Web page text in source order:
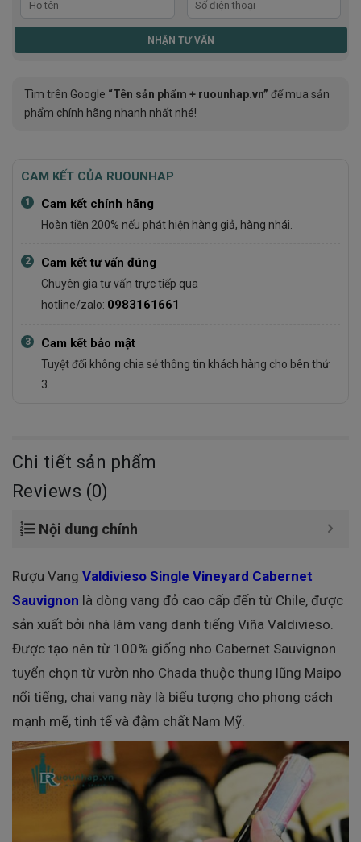
Tìm trên Google “Tên sản phẩm + ruounhap.vn” để mua sản
phẩm chính hãng nhanh nhất nhé!
CAM KẾT CỦA RUOUNHAP
1 Cam kết chính hãng
Hoàn tiền 200% nếu phát hiện hàng giả, hàng nhái.
2 Cam kết tư vấn đúng
Chuyên gia tư vấn trực tiếp qua
hotline/zalo: 0983161661
3 Cam kết bảo mật
Tuyệt đối không chia sẻ thông tin khách hàng cho bên thứ
3.
Chi tiết sản phẩm
Reviews (0)
Nội dung chính
Rượu Vang Valdivieso Single Vineyard Cabernet
Sauvignon là dòng vang đỏ cao cấp đến từ Chile, được
sản xuất bởi nhà làm vang danh tiếng Viña Valdivieso.
Được tạo nên từ 100% giống nho Cabernet Sauvignon
tuyển chọn từ vườn nho Chada thuộc thung lũng Maipo
nổi tiếng, chai vang này là biểu tượng cho phong cách
mạnh mẽ, tinh tế và đậm chất Nam Mỹ.